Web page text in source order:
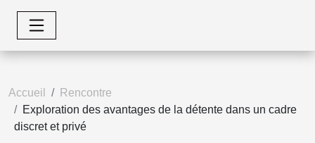
Accueil
Rencontre
Exploration des avantages de la détente dans un cadre
discret et privé